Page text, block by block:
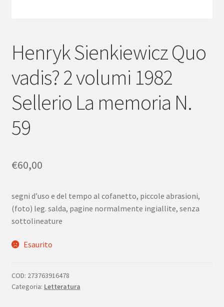
Henryk Sienkiewicz Quo
vadis? 2 volumi 1982
Sellerio La memoria N.
59
€60,00
segni d’uso e del tempo al cofanetto, piccole abrasioni,
(foto) leg. salda, pagine normalmente ingiallite, senza
sottolineature
Esaurito
COD: 273763916478
Categoria: Letteratura